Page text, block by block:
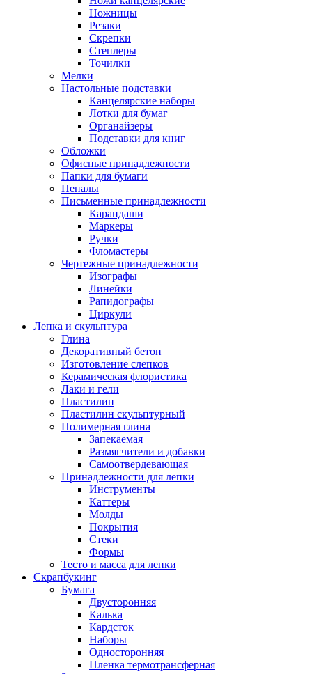
Ножницы
Резаки
Скрепки
Степлеры
Точилки
Мелки
Настольные подставки
Канцелярские наборы
Лотки для бумаг
Органайзеры
Подставки для книг
Обложки
Офисные принадлежности
Папки для бумаги
Пеналы
Письменные принадлежности
Карандаши
Маркеры
Ручки
Фломастеры
Чертежные принадлежности
Изографы
Линейки
Рапидографы
Циркули
Лепка и скульптура
Глина
Декоративный бетон
Изготовление слепков
Керамическая флористика
Лаки и гели
Пластилин
Пластилин скульптурный
Полимерная глина
Запекаемая
Размягчители и добавки
Самоотвердевающая
Принадлежности для лепки
Инструменты
Каттеры
Молды
Покрытия
Стеки
Формы
Тесто и масса для лепки
Скрапбукинг
Бумага
Двусторонняя
Калька
Кардсток
Наборы
Односторонняя
Пленка термотрансферная